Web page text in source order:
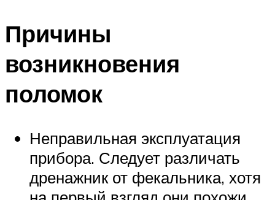
Причины
возникновения
поломок
Неправильная эксплуатация
прибора. Следует различать
дренажник от фекальника, хотя